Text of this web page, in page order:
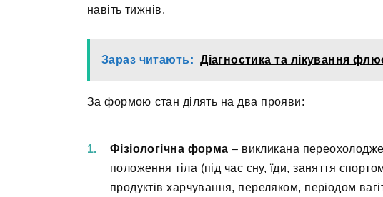
навіть тижнів.
Зараз читають: Діагностика та лікування
За формою стан ділять на два прояви:
Фізіологічна форма – викликана
положення тіла (під час сну, їди, заняття
продуктів харчування, переляком, періодом